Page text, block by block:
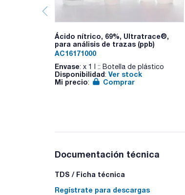
Ácido nítrico, 69%, Ultratrace®,
para análisis de trazas (ppb)
AC16171000
Envase: x 1 l :: Botella de plástico
Disponibilidad: Ver stock
Mi precio: Comprar
Documentación técnica
TDS / Ficha técnica
Regístrate para descargas